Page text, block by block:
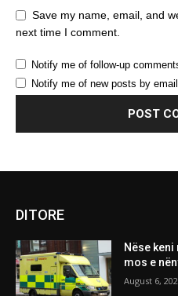
Save my name, email, and
next time I comment.
Notify me of follow-up
Notify me of new posts by email.
DITORE
Nëse
mos e
August 6,